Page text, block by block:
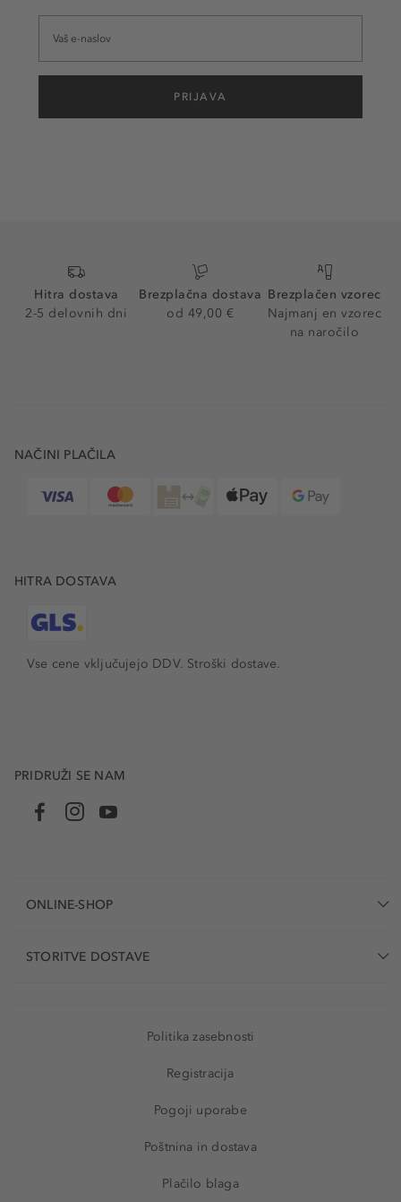
PRIJAVA
Hitra dostava
2-5 delovnih dni
Brezplačna dostava
od 49,00 €
Brezplačen vzorec
Najmanj en vzorec
na naročilo
NAČINI PLAČILA
HITRA DOSTAVA
Vse cene vključujejo DDV. Stroški dostave.
PRIDRUŽI SE NAM
ONLINE-SHOP
STORITVE DOSTAVE
Politika zasebnosti
Registracija
Pogoji uporabe
Poštnina in dostava
Plačilo blaga